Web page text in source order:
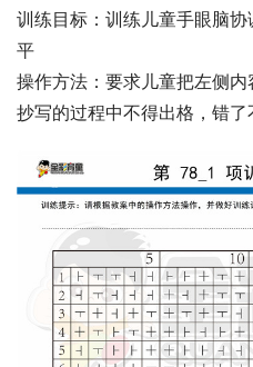
训练目标：训练儿童手眼脑
平
操作方法：要求儿童把左侧
抄写的过程中不得出格，错了